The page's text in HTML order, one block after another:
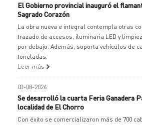
El Gobierno provincial inauguró el
Sagrado Corazón
La obra nueva e integral contempla otras
trazado de accesos, iluminaria LED y
por debajo. Además, soporta vehículos de
toneladas.
Leer más
03-08-2026
Se desarrolló la cuarta Feria Ganadera
localidad de El Chorro
Con éxito se comercializaron más de 700